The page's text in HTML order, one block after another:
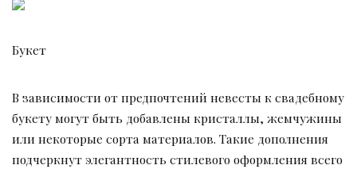
Букет
В зависимости от предпочтений невесты к свадебному
букету могут быть добавлены кристаллы, жемчужины
или некоторые сорта материалов. Такие дополнения
подчеркнут элегантность стилевого оформления всего